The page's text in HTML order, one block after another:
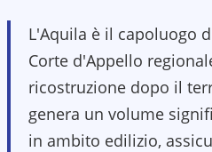
L'Aquila è il capoluogo
Corte d'Appello
ricostruzione dopo il
genera un volume
in ambito edilizio,